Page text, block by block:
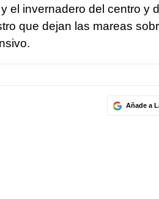
el invernadero del centro y
que dejan las mareas
Añade a